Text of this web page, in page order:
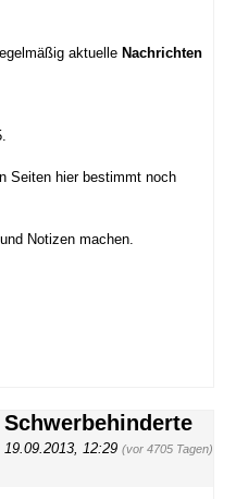
aktuelle Nachrichten
Seiten hier bestimmt noch
Notizen machen.
19.09.2013, 12:29 (vor 4705 Tagen)